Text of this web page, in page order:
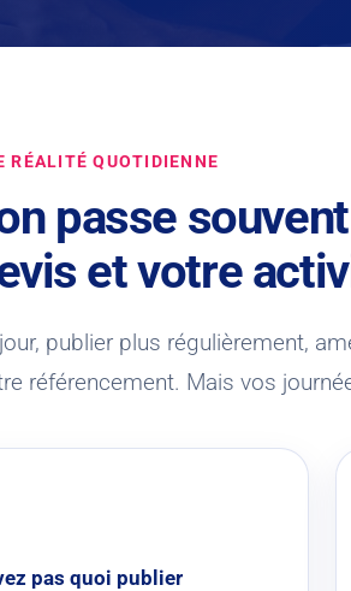
RÉALITÉ QUOTIDIENNE
passe
et votre
publier plus régulièrement,
référencement. Mais vos
pas quoi publier